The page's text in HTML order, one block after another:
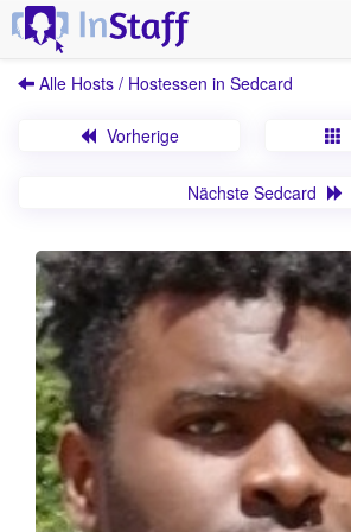
Alle Hosts / Hostessen in Sedcard
Vorherige
Nächste Sedcard